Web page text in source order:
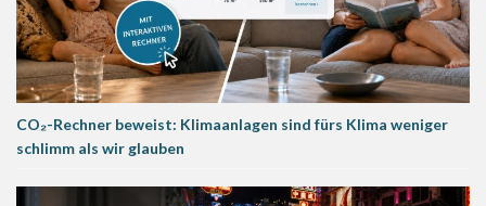
CO₂-Rechner beweist: Klimaanlagen sind fürs Klima weniger
schlimm als wir glauben